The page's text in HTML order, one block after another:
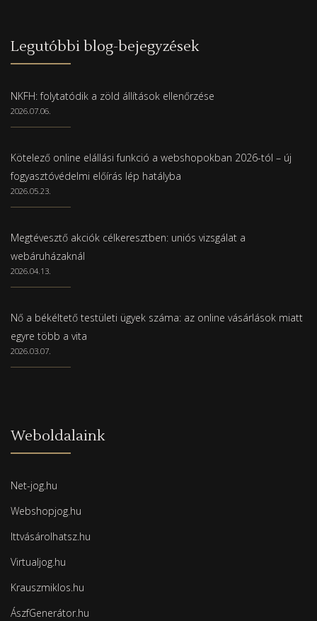
Legutóbbi blog-bejegyzések
NKFH: folytatódik a zöld állítások ellenőrzése
2026.07.06.
Kötelező online elállási funkció a webshopokban 2026-tól – új
fogyasztóvédelmi előírás lép hatályba
2026.05.23.
Megtévesztő akciók célkeresztben: uniós vizsgálat a
webáruházaknál
2026.04.13.
Nő a békéltető testületi ügyek száma: az online vásárlások miatt
egyre több a vita
2026.03.07.
Weboldalaink
Net-jog.hu
Webshopjog.hu
Ittvásárolhatsz.hu
Virtualjog.hu
Krauszmiklos.hu
ÁszfGenerátor.hu